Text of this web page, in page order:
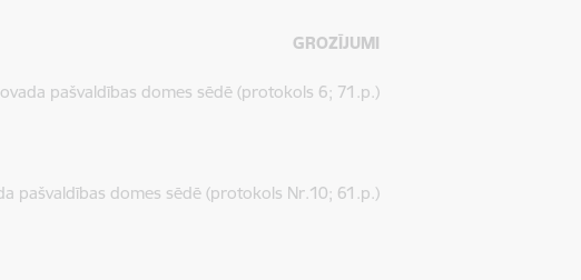
GROZĪJUMI
pašvaldības domes sēdē (protokols 6; 71.p.)
pašvaldības domes sēdē (protokols Nr.10; 61.p.)